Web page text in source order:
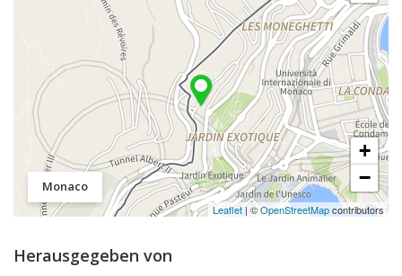
Monaco
+
−
Leaflet | ©OpenStreetMapcontributors
Herausgegeben von